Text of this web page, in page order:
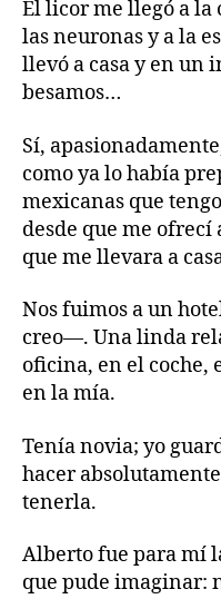
El licor me llegó a la
las neuronas y a la
llevó a casa y en un
besamos…
Sí,
como ya lo había
mexicanas que
desde que me ofrecí
que me llevara a
Nos fuimos a un
creo—. Una linda
oficina, en el coche,
en la mía.
Tenía novia; yo
hacer
tenerla.
Alberto fue para mí
que pude imaginar: